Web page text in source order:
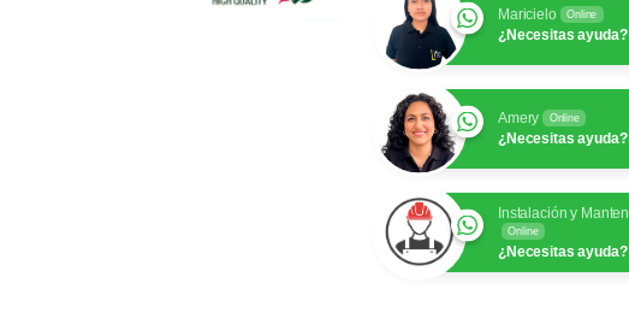
Maricielo Online
¿Necesitas ayuda?
Amery Online
¿Necesitas ayuda?
Instalación y
Online
¿Necesitas ayuda?